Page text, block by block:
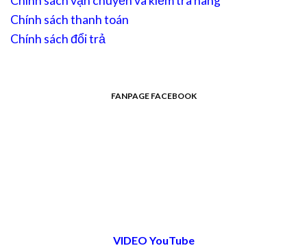
Chính sách thanh toán
Chính sách đổi trả
FANPAGE FACEBOOK
VIDEO YouTube